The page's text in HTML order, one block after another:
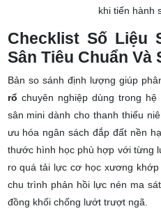
khi tiến hành
Checklist Số Liệu
Sân Tiêu Chuẩn Và
Bản so sánh định lượng giúp
rổ chuyên nghiệp dùng trong
sân mini dành cho thanh thiếu
ưu hóa ngân sách đắp đất nền
thước hình học phù hợp với từng
ro quá tải lực cơ học xương
chu trình phản hồi lực nén ma
đồng khối chống lướt trượt ngã.